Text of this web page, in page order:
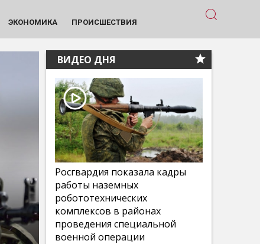
ЭКОНОМИКА ПРОИСШЕСТВИЯ
ВИДЕО ДНЯ
Росгвардия показала кадры
работы наземных
робототехнических
комплексов в районах
проведения специальной
военной операции